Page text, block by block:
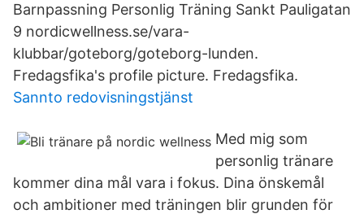
Barnpassning Personlig Träning Sankt Pauligatan
9 nordicwellness.se/vara-
klubbar/goteborg/goteborg-lunden.
Fredagsfika's profile picture. Fredagsfika.
Sannto redovisningstjänst
Med mig som
personlig tränare
kommer dina mål vara i fokus. Dina önskemål
och ambitioner med träningen blir grunden för